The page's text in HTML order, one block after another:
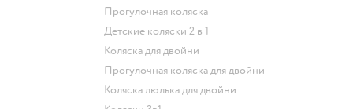
Прогулочная коляска
Детские коляски 2 в 1
Коляска для двойни
Прогулочная коляска для двойни
Коляска люлька для двойни